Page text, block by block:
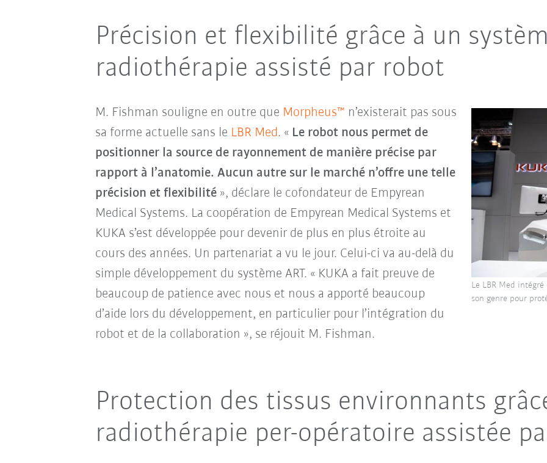
Précision et flexibilité grâce à un
radiothérapie assisté par robot
M. Fishman souligne en outre que Morpheus™ n’existerait pas sous
sa forme actuelle sans le LBR Med. « Le robot nous permet de
positionner la source de rayonnement de manière précise par
rapport à l’anatomie. Aucun autre sur le marché n’offre une telle
précision et flexibilité», déclare le cofondateur de Empyrean
Medical Systems. La coopération de Empyrean Medical Systems et
KUKA s’est développée pour devenir de plus en plus étroite au
cours des années. Un partenariat a vu le jour. Celui-ci va au-delà du
simple développement du système ART. « KUKA a fait preuve de
beaucoup de patience avec nous et nous a apporté beaucoup
d’aide lors du développement, en particulier pour l’intégration du
robot et de la collaboration », se réjouit M. Fishman.
Le LBR Med
son genre pour
Protection des tissus environnants
radiothérapie per-opératoire assistée